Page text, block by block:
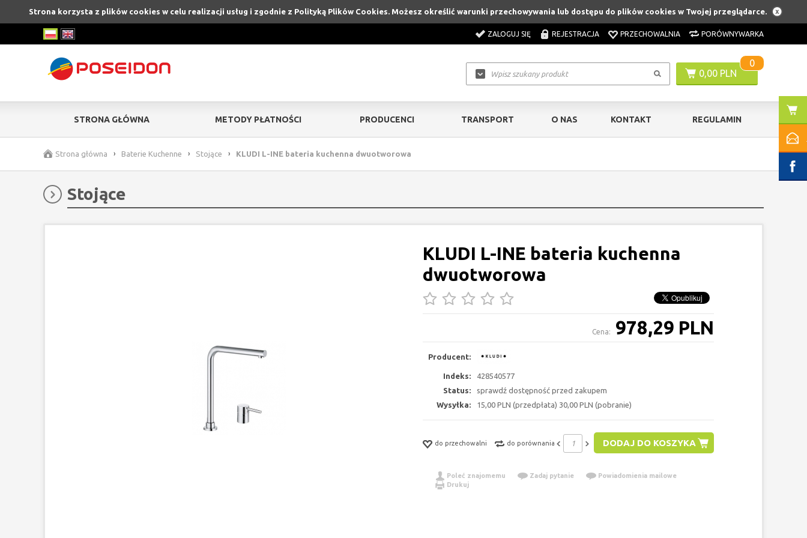
Strona korzysta z plików cookies w celu realizacji usług i zgodnie z Polityką Plików Cookies. Możesz określić warunki przechowywania lub dostępu do plików cookies w Twojej przeglądarce.
ZALOGUJ SIĘ REJESTRACJA PRZECHOWALNIA PORÓWNYWARKA
0,00 PLN
0
STRONA GŁÓWNA METODY PŁATNOŚCI PRODUCENCI TRANSPORT O NAS KONTAKT REGULAMIN
Strona główna › Baterie Kuchenne › Stojące › KLUDI L-INE bateria kuchenna dwuotworowa
Stojące
KLUDI L-INE bateria kuchenna
dwuotworowa
Cena: 978,29 PLN
Producent:
Indeks:
428540577
Status:
sprawdź dostępność przed zakupem
Wysyłka:
15,00 PLN (przedpłata) 30,00 PLN (pobranie)
do przechowalni do porównania DODAJ DO KOSZYKA
Poleć znajomemu Zadaj pytanie
Powiadomienia mailowe
Drukuj